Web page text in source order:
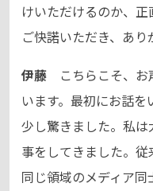
けいただけるのか、正
ご快諾いただき、あり
伊藤 こちらこそ、お
います。最初にお話
少し驚きました。私
事をしてきました。従
同じ領域のメディア